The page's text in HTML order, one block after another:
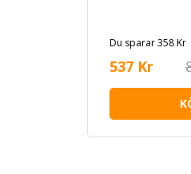
Du sparar 358 Kr
537 Kr